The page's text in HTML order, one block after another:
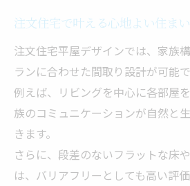
注文住宅で叶える心地よい住まい
注文住宅平屋デザインでは、家族
ランに合わせた間取り設計が可能で
例えば、リビングを中心に各部屋
族のコミュニケーションが自然と
きます。
さらに、段差のないフラットな床
は、バリアフリーとしても高い評